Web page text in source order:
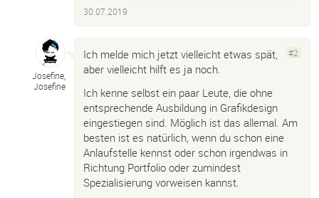
30.07.2019
Josefine,
Josefine
#2
Ich melde mich jetzt vielleicht etwas spät,
aber vielleicht hilft es ja noch.
Ich kenne selbst ein paar Leute, die ohne
entsprechende Ausbildung in Grafikdesign
eingestiegen sind. Möglich ist das allemal. Am
besten ist es natürlich, wenn du schon eine
Anlaufstelle kennst oder schon irgendwas in
Richtung Portfolio oder zumindest
Spezialisierung vorweisen kannst.